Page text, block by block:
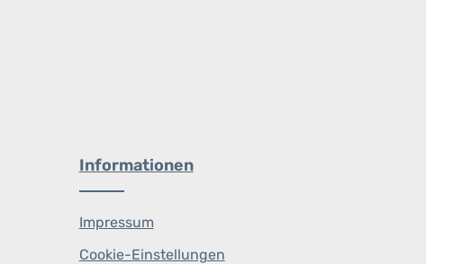
Informationen
Impressum
Cookie-Einstellungen